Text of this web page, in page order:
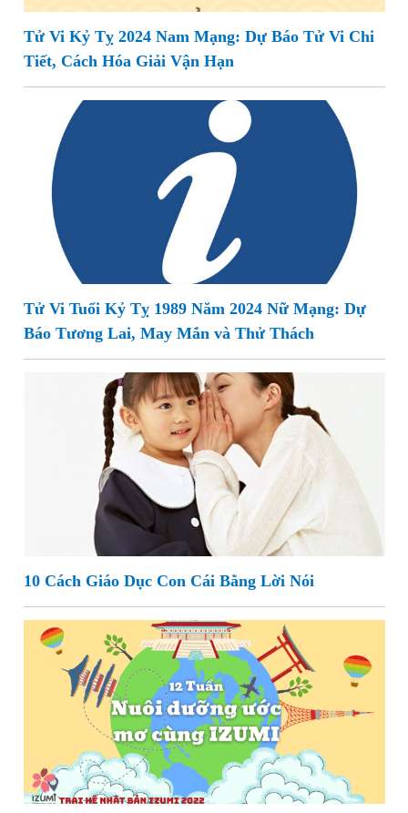
Tử Vi Kỷ Tỵ 2024 Nam Mạng: Dự Báo Tử Vi Chi
Tiết, Cách Hóa Giải Vận Hạn
Tử Vi Tuổi Kỷ Tỵ 1989 Năm 2024 Nữ Mạng: Dự
Báo Tương Lai, May Mắn và Thử Thách
10 Cách Giáo Dục Con Cái Bằng Lời Nói